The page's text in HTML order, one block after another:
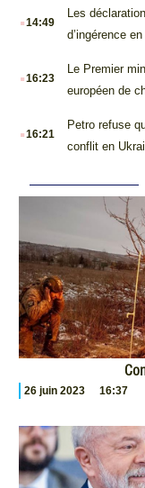
.14:49
Les
d’ingérence
.16:23
Le Premier
européen de
.16:21
Petro refuse
conflit en
26 juin 2023 16:37